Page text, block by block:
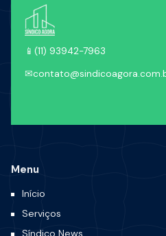
📱 (11) 93942-7963
✉
Menu
Início
Serviços
Síndico News